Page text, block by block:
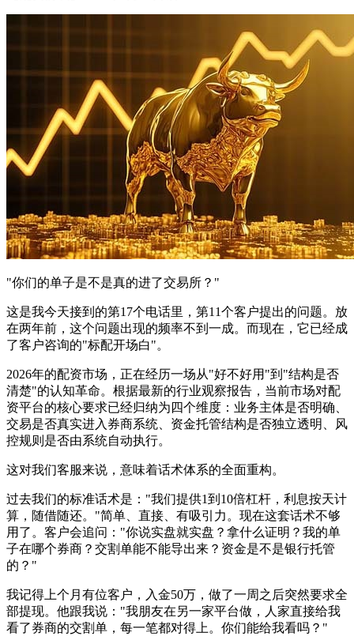
"你们的单子是不是真的进了交易所？"
这是我今天接到的第17个电话里，第11个客户提出的问题。放
在两年前，这个问题出现的频率不到一成。而现在，它已经成
了客户咨询的"标配开场白"。
2026年的配资市场，正在经历一场从"好不好用"到"结构是否
清楚"的认知革命。根据最新的行业观察报告，当前市场对配
资平台的核心要求已经归纳为四个维度：业务主体是否明确、
交易是否真实进入券商系统、资金托管结构是否独立透明、风
控规则是否由系统自动执行。
这对我们客服来说，意味着话术体系的全面重构。
过去我们的标准话术是："我们提供1到10倍杠杆，利息按天计
算，随借随还。"简单、直接、有吸引力。现在这套话术不够
用了。客户会追问："你说实盘就实盘？拿什么证明？我的单
子在哪个券商？交割单能不能导出来？资金是不是银行托管
的？"
我记得上个月有位客户，入金50万，做了一周之后突然要求全
部提现。他跟我说："我朋友在另一家平台做，人家直接给我
看了券商的交割单，每一笔都对得上。你们能给我看吗？"